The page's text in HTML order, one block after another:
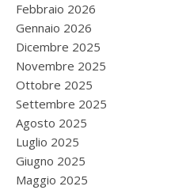
Febbraio 2026
Gennaio 2026
Dicembre 2025
Novembre 2025
Ottobre 2025
Settembre 2025
Agosto 2025
Luglio 2025
Giugno 2025
Maggio 2025